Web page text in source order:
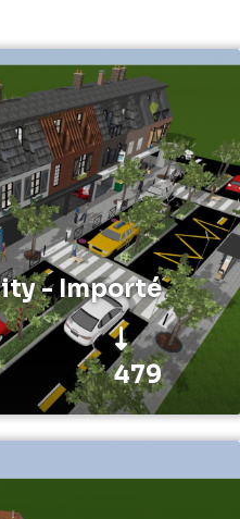
- Importé
479